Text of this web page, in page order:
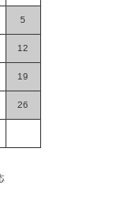
5
12
19
26